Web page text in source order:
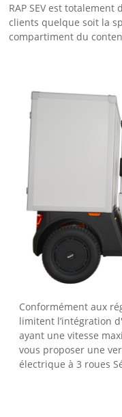
RAP SEV est
clients quelque soit la
compartiment du
Conformément aux
limitent l’intégration
ayant une vitesse
vous proposer une
électrique à 3 roues